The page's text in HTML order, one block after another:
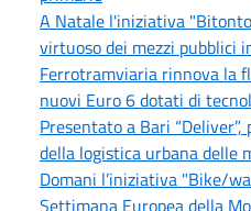
A Natale l'iniziativa
virtuoso dei mezzi pubblici
Ferrotramviaria rinnova la
nuovi Euro 6 dotati di
Presentato a Bari
della logistica urbana delle
Domani l’iniziativa "Bike/
Settimana Europea della